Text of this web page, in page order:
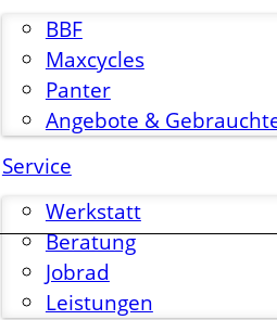
BBF
Maxcycles
Panter
Angebote &
Service
Werkstatt
Beratung
Jobrad
Leistungen